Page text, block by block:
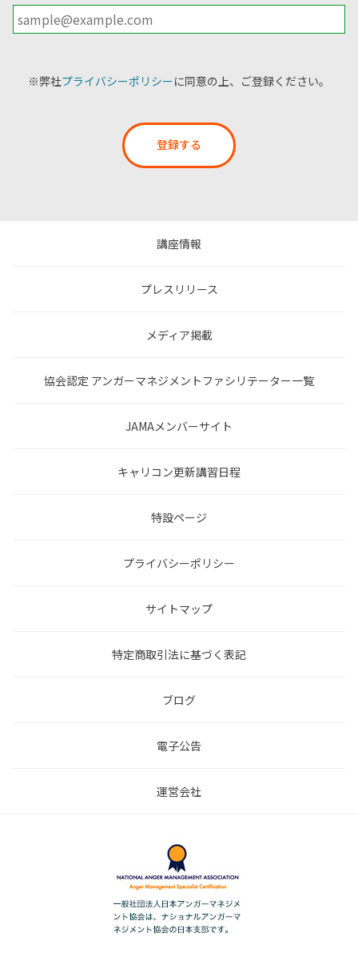
※弊社プライバシーポリシーに同意の上、ご登録ください。
登録する
講座情報
プレスリリース
メディア掲載
協会認定 アンガーマネジメントファシリテーター一覧
JAMAメンバーサイト
キャリコン更新講習日程
特設ページ
プライバシーポリシー
サイトマップ
特定商取引法に基づく表記
ブログ
電子公告
運営会社